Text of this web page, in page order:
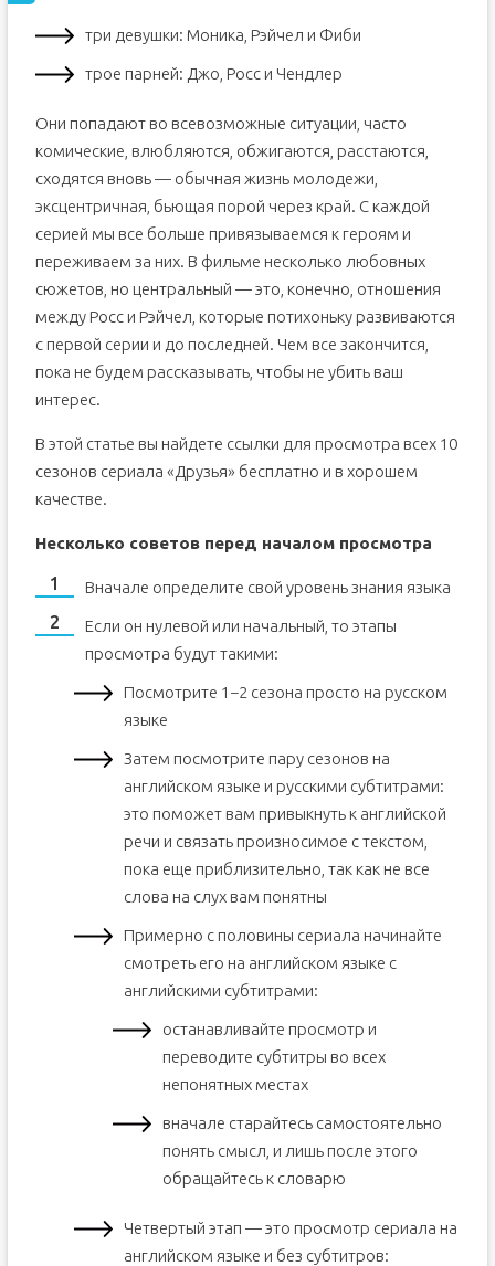
три девушки: Моника, Рэйчел и Фиби
трое парней: Джо, Росс и Чендлер
Они попадают во всевозможные ситуации, часто
комические, влюбляются, обжигаются, расстаются,
сходятся вновь — обычная жизнь молодежи,
эксцентричная, бьющая порой через край. С каждой
серией мы все больше привязываемся к героям и
переживаем за них. В фильме несколько любовных
сюжетов, но центральный — это, конечно, отношения
между Росс и Рэйчел, которые потихоньку развиваются
с первой серии и до последней. Чем все закончится,
пока не будем рассказывать, чтобы не убить ваш
интерес.
В этой статье вы найдете ссылки для просмотра всех 10
сезонов сериала «Друзья» бесплатно и в хорошем
качестве.
Несколько советов перед началом просмотра
Вначале определите свой уровень знания языка
Если он нулевой или начальный, то этапы
просмотра будут такими:
Посмотрите 1−2 сезона просто на русском
языке
Затем посмотрите пару сезонов на
английском языке и русскими субтитрами:
это поможет вам привыкнуть к английской
речи и связать произносимое с текстом,
пока еще приблизительно, так как не все
слова на слух вам понятны
Примерно с половины сериала начинайте
смотреть его на английском языке с
английскими субтитрами:
останавливайте просмотр и
переводите субтитры во всех
непонятных местах
вначале старайтесь самостоятельно
понять смысл, и лишь после этого
обращайтесь к словарю
Четвертый этап — это просмотр сериала на
английском языке и без субтитров: